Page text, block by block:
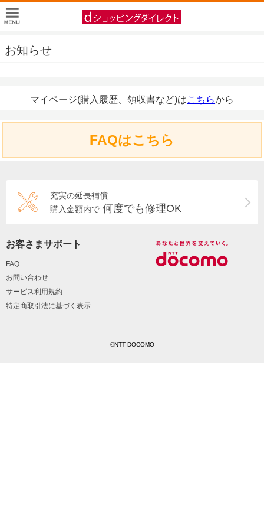
お知らせ
マイページ(購入履歴、領収書など)はこちらから
FAQはこちら
充実の延長補償
購入金額内で 何度でも修理OK
お客さまサポート
FAQ
お問い合わせ
サービス利用規約
特定商取引法に基づく表示
©NTT DOCOMO